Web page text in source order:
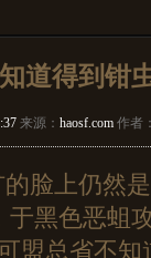
道得到钳
来源： haosf.com 作者
脸上仍然
黑色恶蛆
盟总省不